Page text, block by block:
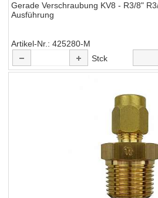
Gerade Verschraubung KV8 - R3/8"
Ausführung
Artikel-Nr. 425280-M
Stck